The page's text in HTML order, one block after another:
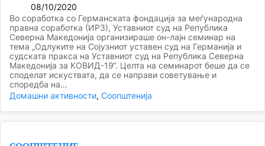
08/10/2020
Во соработка со Германската фондација за меѓународна
правна соработка (ИРЗ), Уставниот суд на Република
Северна Македонија организираше он-лајн семинар на
тема „Одлуките на Сојузниот уставен суд на Германија и
судската пракса на Уставниот суд на Република Северна
Македонија за КОВИД-19“. Целта на семинарот беше да се
споделат искуствата, да се направи советување и
споредба на…
Домашни активности, Соопштенија